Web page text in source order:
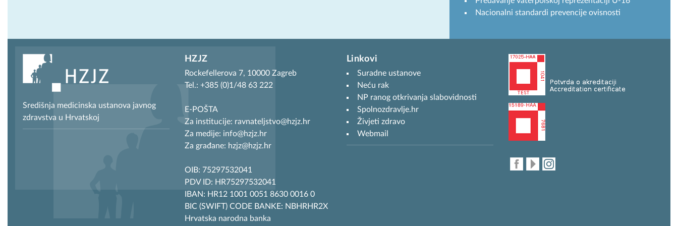
Nacionalni standardi prevencije ovisnosti
Središnja medicinska ustanova javnog
zdravstva u Hrvatskoj
HZJZ
Rockefellerova 7, 10000 Zagreb
Tel.: +385 (0)1/48 63 222
E-POŠTA
Za institucije: ravnateljstvo@hzjz.hr
Za medije: info@hzjz.hr
Za građane: hzjz@hzjz.hr
OIB: 75297532041
PDV ID: HR75297532041
IBAN: HR12 1001 0051 8630 0016 0
BIC (SWIFT) CODE BANKE: NBHRHR2X
Hrvatska narodna banka
Linkovi
Suradne ustanove
Neću rak
NP ranog otkrivanja slabovidnosti
Spolnozdravlje.hr
Živjeti zdravo
Webmail